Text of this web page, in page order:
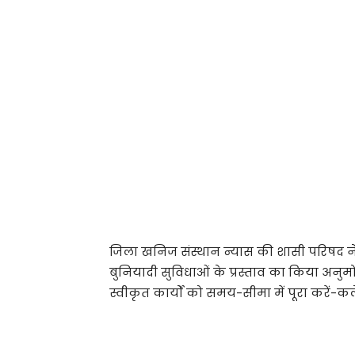
जिला खनिज संस्थान न्यास की शासी परिषद
बुनियादी सुविधाओं के प्रस्ताव का किया
स्वीकृत कार्यों को समय-सीमा में पूरा करें-